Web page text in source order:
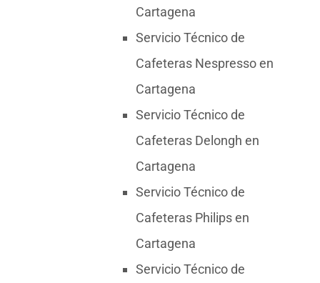
Cartagena
Servicio Técnico de
Cafeteras Nespresso en
Cartagena
Servicio Técnico de
Cafeteras Delongh en
Cartagena
Servicio Técnico de
Cafeteras Philips en
Cartagena
Servicio Técnico de